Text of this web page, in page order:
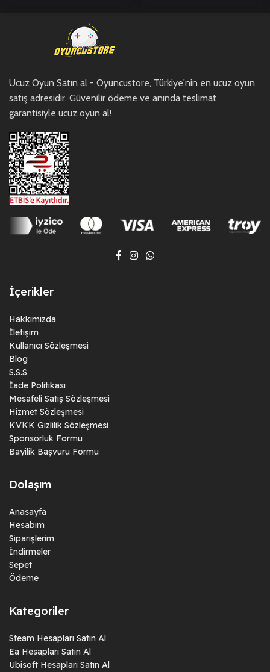
Ucuz Oyun Satın al - Oyuncustore, Türkiye'nin en ucuz oyun
satış adresidir. Güvenilir ödeme ve anında teslimat
garantisiyle ucuz oyun al!
İçerikler
Hakkımızda
İletişim
Kullanıcı Sözleşmesi
Blog
S.S.S
İade Politikası
Mesafeli Satış Sözleşmesi
Hizmet Sözleşmesi
KVKK Gizlilik Sözleşmesi
Sponsorluk Formu
Bayilik Başvuru Formu
Dolaşım
Anasayfa
Hesabım
Siparişlerim
İndirmeler
Sepet
Ödeme
Kategoriler
Steam Hesapları Satın Al
Ea Hesapları Satın Al
Ubisoft Hesapları Satın Al